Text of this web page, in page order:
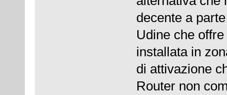
decente a
Udine che
installata in
di attivazione
Router non